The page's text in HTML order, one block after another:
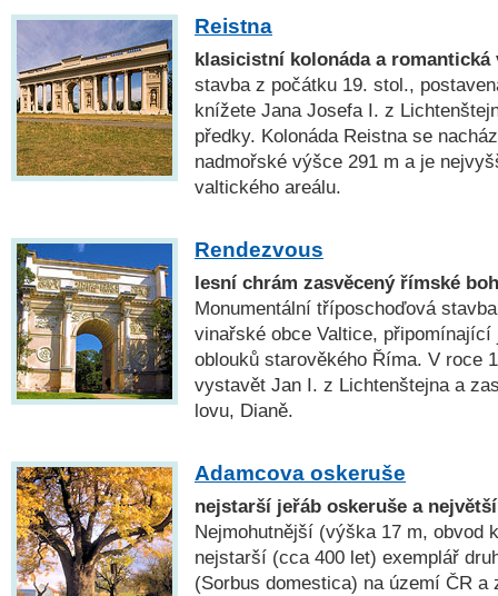
Reistna
klasicistní kolonáda a romantická
stavba z počátku 19. stol.,
knížete Jana Josefa I. z
předky. Kolonáda Reistna se
nadmořské výšce 291 m a je
valtického areálu.
Rendezvous
lesní chrám zasvěcený římské
Monumentální tříposchoďová
vinařské obce Valtice,
oblouků starověkého Říma. V roce
vystavět Jan I. z Lichtenštejna a
lovu, Dianě.
Adamcova oskeruše
nejstarší jeřáb oskeruše a
Nejmohutnější (výška 17 m, obvod
nejstarší (cca 400 let) exemplář
(Sorbus domestica) na území ČR a